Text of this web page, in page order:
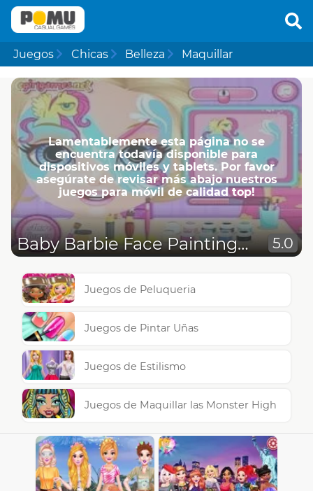
Juegos Chicas Belleza Maquillar
Lamentablemente esta página no se
encuentra todavía disponible para
dispositivos móviles y tablets. Por favor
asegúrate de revisar más abajo nuestros
juegos para móvil de calidad top!
Baby Barbie Face Painting Little Pony 5.0
Juegos de Peluqueria
Juegos de Pintar Uñas
Juegos de Estilismo
Juegos de Maquillar las Monster High